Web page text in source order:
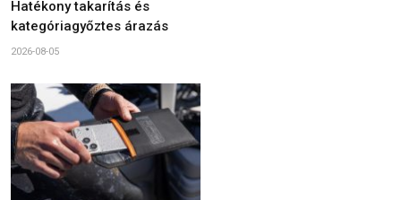
Hatékony takarítás és
kategóriagyőztes árazás
2026-08-05